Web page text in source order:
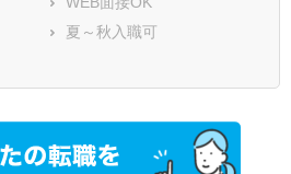
夏～秋入職可